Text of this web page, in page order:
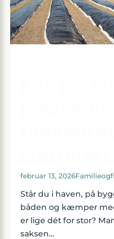
februar 13, 2026
Står du i haven, på
båden og kæmper
er lige dét for stor?
saksen…